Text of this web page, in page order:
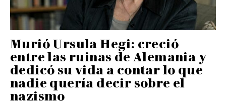
Murió Ursula Hegi: creció
entre las ruinas de Alemania y
dedicó su vida a contar lo que
nadie quería decir sobre el
nazismo